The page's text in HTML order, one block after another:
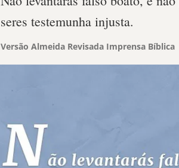
seres testemunha injusta.
Versão Almeida Revisada Imprensa Bíblica